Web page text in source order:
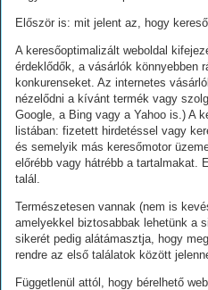
Először is: mit jelent az, hogy
A keresőoptimalizált weboldal
érdeklődők, a vásárlók könnyebben
konkurenseket. Az internetes
nézelődni a kívánt termék vagy
Google, a Bing vagy a Yahoo is.) A
listában: fizetett hirdetéssel vagy
és semelyik más keresőmotor
előrébb vagy hátrébb a tartalmakat.
talál.
Természetesen vannak (nem is
amelyekkel biztosabbak lehetünk a
sikerét pedig alátámasztja, hogy
rendre az első találatok között
Függetlenül attól, hogy bérelhető